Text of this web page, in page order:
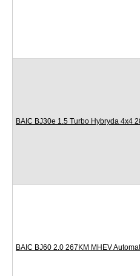
BAIC BJ30e 1.5 Turbo Hybryda 4x4
BAIC BJ60 2.0 267KM MHEV